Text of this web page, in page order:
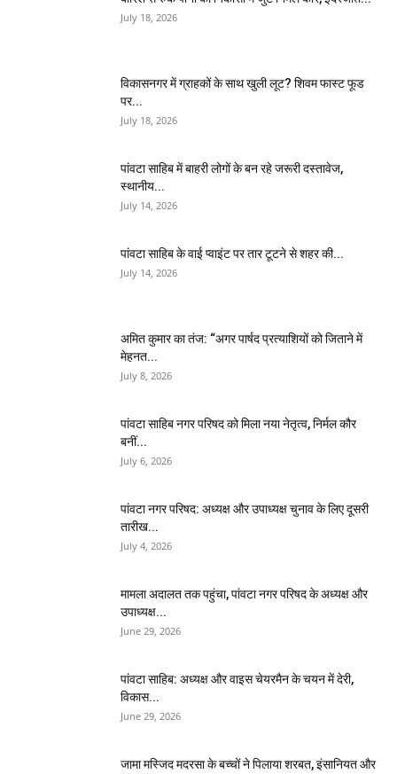
July 18, 2026
विकासनगर में ग्राहकों के साथ खुली लूट? शिवम फास्ट फूड
पर...
July 18, 2026
पांवटा साहिब में बाहरी लोगों के बन रहे जरूरी दस्तावेज,
स्थानीय...
July 14, 2026
पांवटा साहिब के वाई प्वाइंट पर तार टूटने से शहर की...
July 14, 2026
अमित कुमार का तंज: “अगर पार्षद प्रत्याशियों को जिताने में
मेहनत...
July 8, 2026
पांवटा साहिब नगर परिषद को मिला नया नेतृत्व, निर्मल कौर
बनीं...
July 6, 2026
पांवटा नगर परिषद: अध्यक्ष और उपाध्यक्ष चुनाव के लिए दूसरी
तारीख...
July 4, 2026
मामला अदालत तक पहुंचा, पांवटा नगर परिषद के अध्यक्ष और
उपाध्यक्ष...
June 29, 2026
पांवटा साहिब: अध्यक्ष और वाइस चेयरमैन के चयन में देरी,
विकास...
June 29, 2026
जामा मस्जिद मदरसा के बच्चों ने पिलाया शरबत, इंसानियत और